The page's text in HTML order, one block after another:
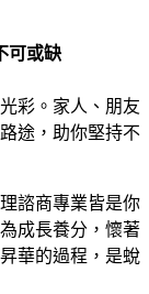
可或缺
彩。家人、朋友
途，助你堅持不
諮商專業皆是你
成長養分，懷著
華的過程，是蛻